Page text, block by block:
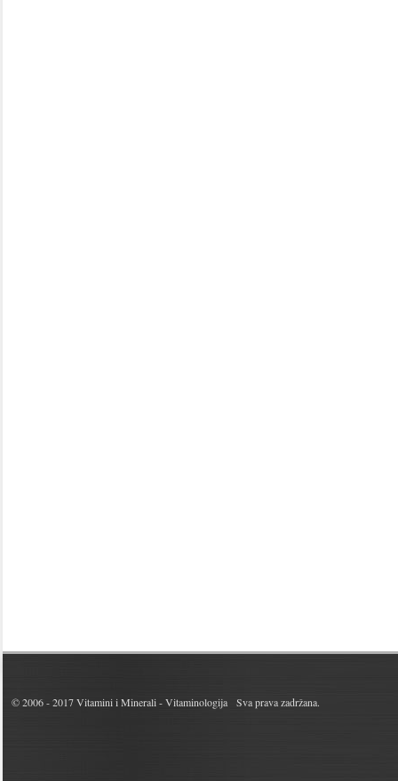
© 2006 - 2017Vitamini i Minerali - Vitaminologija Sva prava zadržana.